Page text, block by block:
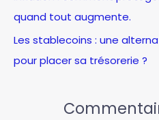
quand tout augmente.
Les stablecoins : une
pour placer sa trésorerie ?